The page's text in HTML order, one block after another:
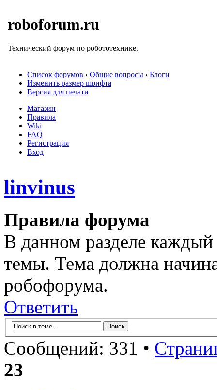
roboforum.ru
Технический форум по робототехнике.
Список форумов ‹ Общие вопросы ‹ Блоги
Изменить размер шрифта
Версия для печати
Магазин
Правила
Wiki
FAQ
Регистрация
Вход
linvinus
Правила форума
В данном разделе
темы. Тема должна
робофорума.
Ответить
Сообщений: 331 •
23